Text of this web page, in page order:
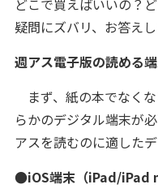
どこで買えばいいの？
疑問にズバリ、お答え
週アス電子版の読める
まず、紙の本でなく
らかのデジタル端末が
アスを読むのに適した
●iOS端末（iPad/iPad